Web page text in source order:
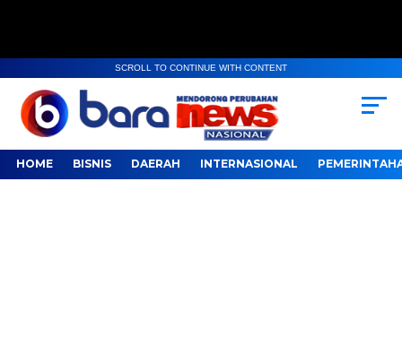
SCROLL TO CONTINUE WITH CONTENT
HOME BISNIS DAERAH INTERNASIONAL